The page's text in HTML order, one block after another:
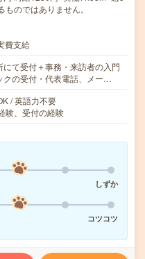
のではありません。
費支給
にて受付＋事務・来訪者の入門
クの受付・代表電話、メー…
/ 英語力不要
験、受付の経験
しずか
コツコツ